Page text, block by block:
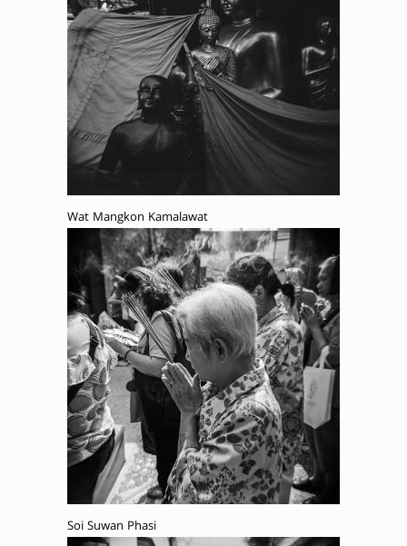
Wat Mangkon Kamalawat
Soi Suwan Phasi